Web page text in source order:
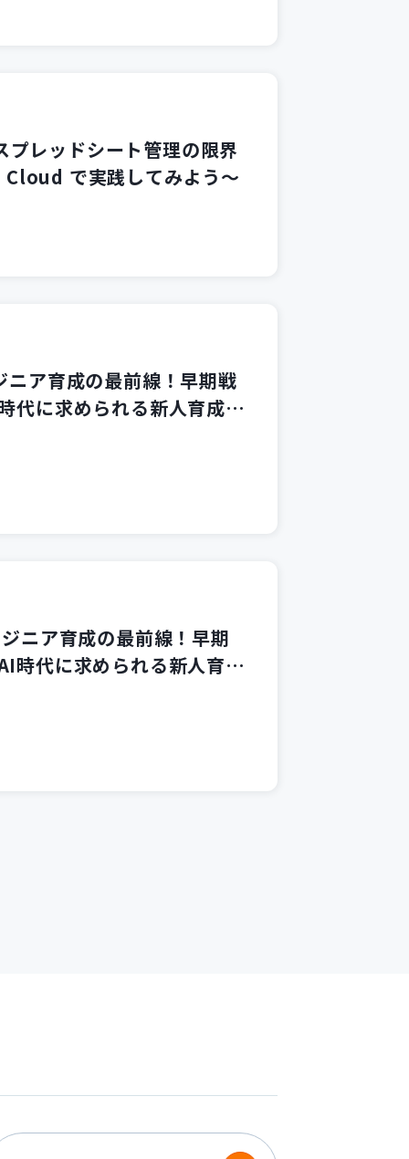
レッドシート管理の限界
で実践してみよう～
ア育成の最前線！早期戦
代に求められる新人育成要
ニア育成の最前線！早期
時代に求められる新人育成